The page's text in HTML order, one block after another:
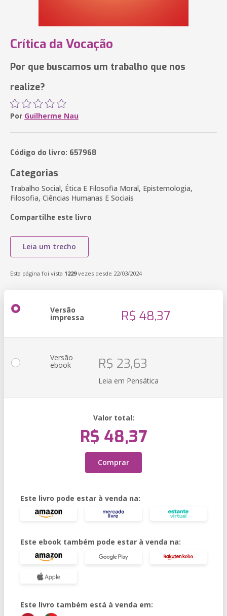
Crítica da Vocação
Por que buscamos um trabalho que nos
realize?
Por Guilherme Nau
Código do livro: 657968
Categorias
Trabalho Social, Ética E Filosofia Moral, Epistemologia,
Filosofia, Ciências Humanas E Sociais
Compartilhe este livro
Leia um trecho
Esta página foi vista 1229vezes desde 22/03/2024
Versão
impressa R$ 48,37
Versão
ebook R$ 23,63
Leia em Pensática
Valor total:
R$ 48,37
Comprar
Este livro pode estar à venda na:
Este ebook também pode estar à venda na:
Este livro também está à venda em: